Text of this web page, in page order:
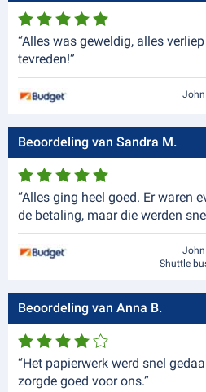
“Alles was geweldig, alles
tevreden!”
John
Beoordeling van Sandra M.
“Alles ging heel goed. Er waren
de betaling, maar die werden
John
Shuttle
Beoordeling van Anna B.
“Het papierwerk werd snel
zorgde goed voor ons.”